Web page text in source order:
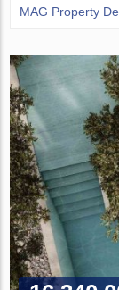
MAG Property